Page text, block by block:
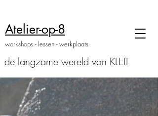
Atelier-op-8
de langzame wereld van KLEI!
workshops - lessen - werkplaats